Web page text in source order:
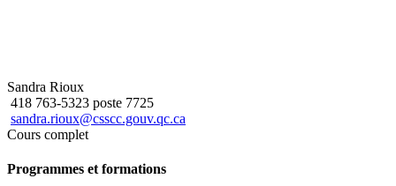
Sandra Rioux
418 763-5323 poste 7725
sandra.rioux@csscc.gouv.qc.ca
Cours complet
Programmes et formations